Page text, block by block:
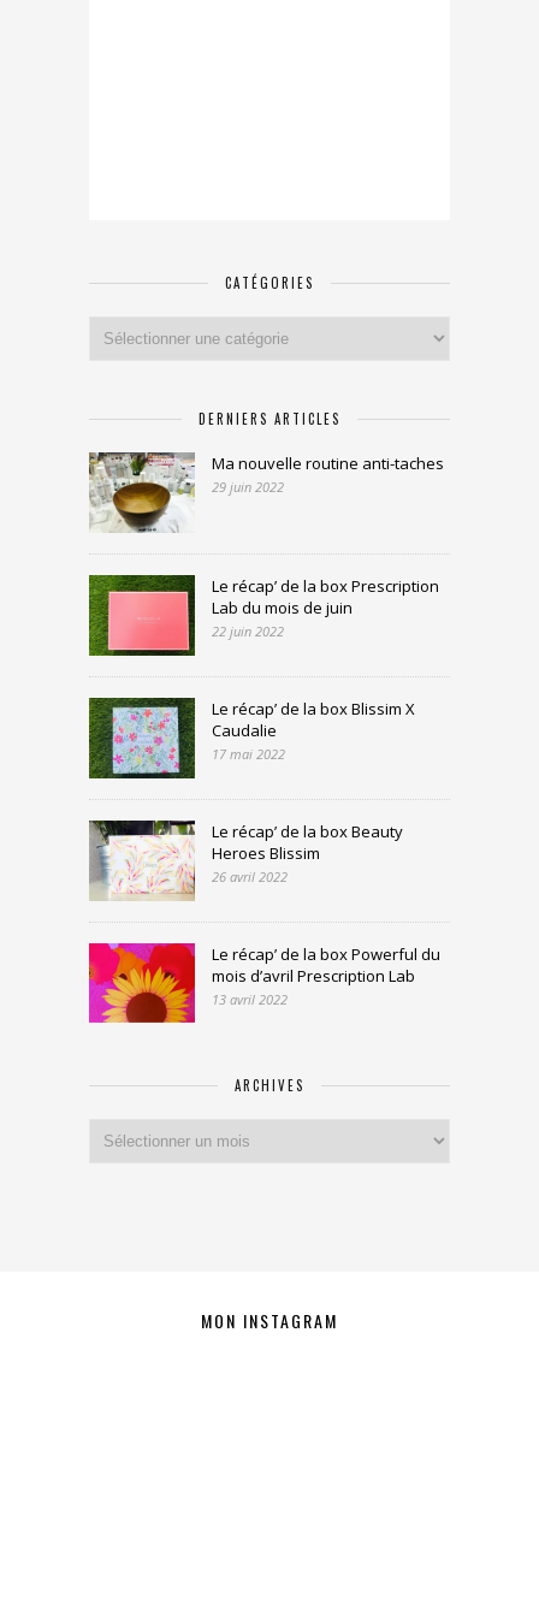
CATÉGORIES
DERNIERS ARTICLES
Ma nouvelle routine anti-taches
29 juin 2022
Le récap’ de la box Prescription
Lab du mois de juin
22 juin 2022
Le récap’ de la box Blissim X
Caudalie
17 mai 2022
Le récap’ de la box Beauty
Heroes Blissim
26 avril 2022
Le récap’ de la box Powerful du
mois d’avril Prescription Lab
13 avril 2022
ARCHIVES
MON INSTAGRAM